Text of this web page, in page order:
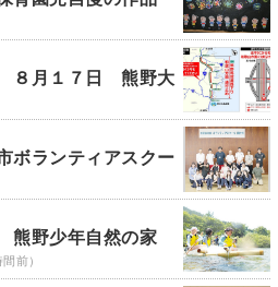
８月１７日 熊野大
ランティアスクー
熊野少年自然の家
間前）